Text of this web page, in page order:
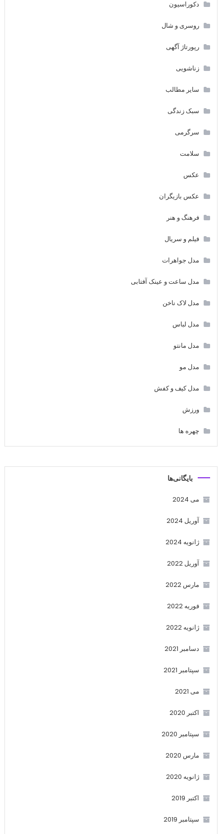
دکوراسیون
روسری و شال
رپورتاژ آگهی
زناشویی
سایر مطالب
سبک زندگی
سرگرمی
سلامت
عکس
عکس بازیگران
فرهنگ و هنر
فیلم و سریال
مدل جواهرات
مدل ساعت و عینک آفتابی
مدل لاک ناخن
مدل لباس
مدل مانتو
مدل مو
مدل کیف و کفش
ورزش
چهره ها
بایگانی‌ها
می 2024
آوریل 2024
ژانویه 2024
آوریل 2022
مارس 2022
فوریه 2022
ژانویه 2022
دسامبر 2021
سپتامبر 2021
می 2021
اکتبر 2020
سپتامبر 2020
مارس 2020
ژانویه 2020
اکتبر 2019
سپتامبر 2019